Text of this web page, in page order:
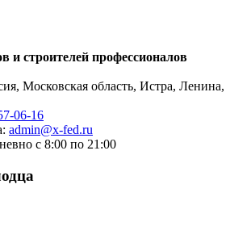
и строителей профессионалов
Московская область, Истра, Ленина,
06-16
admin@x-fed.ru
с 8:00 по 21:00